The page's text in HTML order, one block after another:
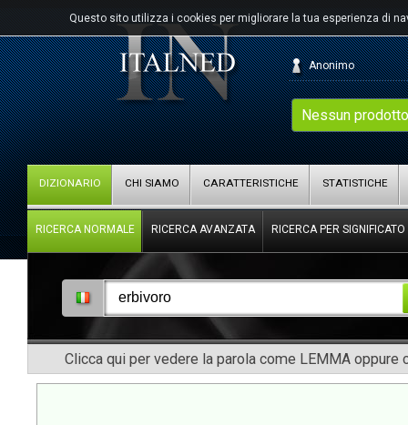
Questo sito utilizza i cookies per migliorare la tua esperienza di
Nessun
Anonimo
DIZIONARIO CHI SIAMO CARATTERISTICHE STATISTICHE
RICERCA NORMALE RICERCA AVANZATA RICERCA PER SIGNIFICATO
Clicca qui per vedere la parola come LEMMA oppure